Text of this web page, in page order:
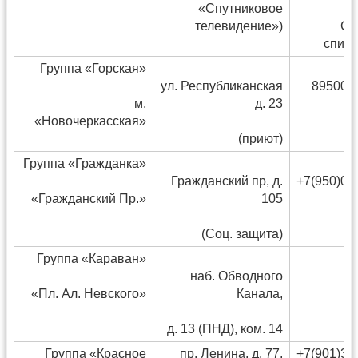
«Спутниковое
телевидение»)
Группа «Горская»
м.
«Новочеркасская»
ул. Республиканская
д. 23
(приют)
Группа «Гражданка»
«Гражданский Пр.»
Гражданский пр, д.
105
(Соц. защита)
Группа «Караван»
«Пл. Ал. Невского»
наб. Обводного
Канала,
д. 13 (ПНД), ком. 14
Группа «Красное
пр. Ленина, д. 77,